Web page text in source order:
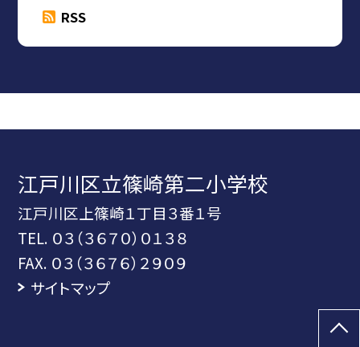
RSS
江戸川区立篠崎第二小学校
江戸川区上篠崎１丁目３番１号
TEL. ０３（３６７０）０１３８
FAX. ０３（３６７６）２９０９
サイトマップ